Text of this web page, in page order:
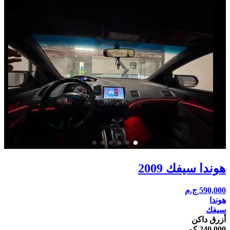
هوندا سيفك 2009
590,000 ج.م
هوندا
سيفك
أزرق داكن